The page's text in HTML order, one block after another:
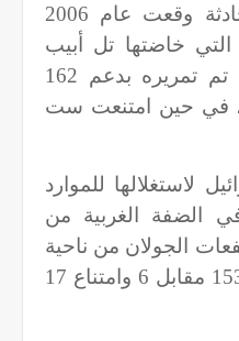
وأدان إسرائيل بسبب حادثة وقعت عام 2006
التي خاضتها تل أبيب
ضد “حزب الله”، والذي تم تمريره بدعم 162
في حين امتنعت ست
لاستغلالها للموارد
الضفة الغربية من
الجولان من ناحية
أخرى، وتم إقراره بتأييد 153 مقابل 6 وامتناع 17